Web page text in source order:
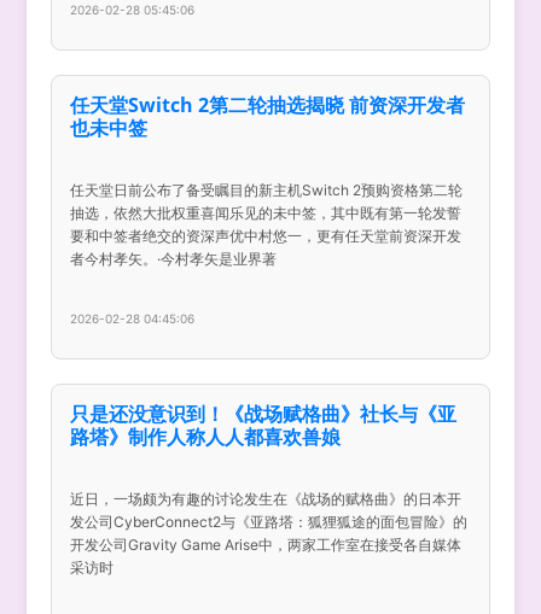
2026-02-28 05:45:06
任天堂Switch 2第二轮抽选揭晓 前资深开发者
也未中签
任天堂日前公布了备受瞩目的新主机Switch 2预购资格第二轮
抽选，依然大批权重喜闻乐见的未中签，其中既有第一轮发誓
要和中签者绝交的资深声优中村悠一，更有任天堂前资深开发
者今村孝矢。·今村孝矢是业界著
2026-02-28 04:45:06
只是还没意识到！《战场赋格曲》社长与《亚
路塔》制作人称人人都喜欢兽娘
近日，一场颇为有趣的讨论发生在《战场的赋格曲》的日本开
发公司CyberConnect2与《亚路塔：狐狸狐途的面包冒险》的
开发公司Gravity Game Arise中，两家工作室在接受各自媒体
采访时